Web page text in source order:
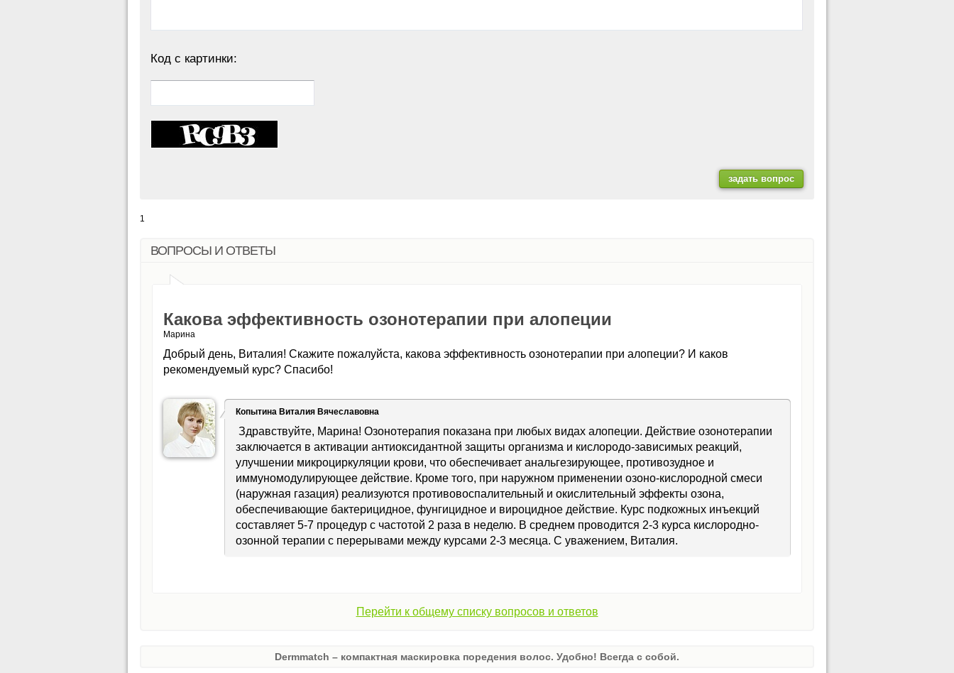
Код с картинки:
1
ВОПРОСЫ И ОТВЕТЫ
Какова эффективность озонотерапии при алопеции
Марина
Добрый день, Виталия! Скажите пожалуйста, какова эффективность озонотерапии при алопеции? И каков
рекомендуемый курс? Спасибо!
Копытина Виталия Вячеславовна
Здравствуйте, Марина! Озонотерапия показана при любых видах алопеции. Действие озонотерапии
заключается в активации антиоксидантной защиты организма и кислородо-зависимых реакций,
улучшении микроциркуляции крови, что обеспечивает анальгезирующее, противозудное и
иммуномодулирующее действие. Кроме того, при наружном применении озоно-кислородной смеси
(наружная газация) реализуются противовоспалительный и окислительный эффекты озона,
обеспечивающие бактерицидное, фунгицидное и вироцидное действие. Курс подкожных инъекций
составляет 5-7 процедур с частотой 2 раза в неделю. В среднем проводится 2-3 курса кислородно-
озонной терапии с перерывами между курсами 2-3 месяца. С уважением, Виталия.
Перейти к общему списку вопросов и ответов
Dermmatch – компактная маскировка поредения волос. Удобно! Всегда с собой.